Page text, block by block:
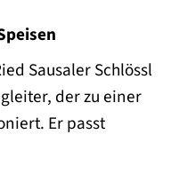
Sausaler Schlössl
der zu einer
Er passt